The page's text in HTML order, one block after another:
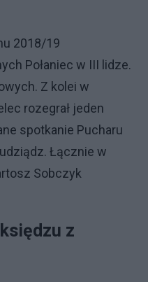
2018/19
Połaniec w III lidze.
Z kolei w
rozegrał jeden
spotkanie Pucharu
Łącznie w
Sobczyk
z